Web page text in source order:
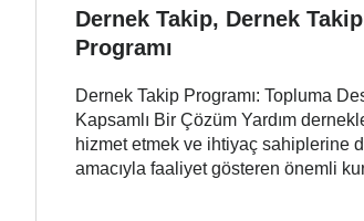
Dernek Takip, Dernek Takip
Programı
Dernek Takip Programı: Topluma
Kapsamlı Bir Çözüm Yardım
hizmet etmek ve ihtiyaç sahiplerine
amacıyla faaliyet gösteren önemli